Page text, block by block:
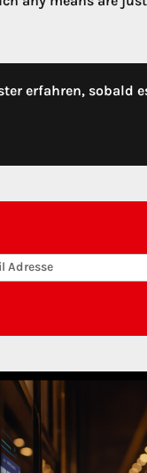
erfahren, sobald